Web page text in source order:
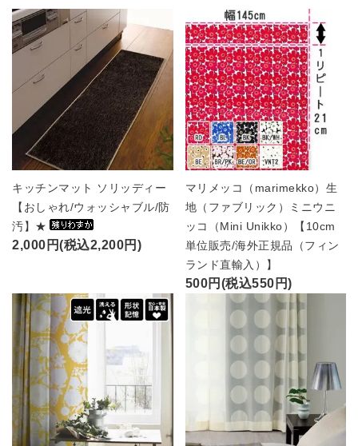
キッチンマット ソリッディー
【おしゃれ/ウォッシャブル/防
汚】★
2,000円(税込2,200円)
マリメッコ（marimekko）生
地（ファブリック）ミニウニ
ッコ（Mini Unikko）【10cm
単位販売/海外正規品（フィン
ランド直輸入）】
500円(税込550円)